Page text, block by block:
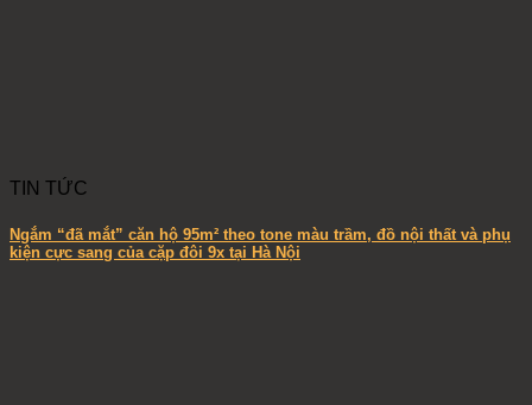
TIN TỨC
Ngắm “đã mắt” căn hộ 95m² theo tone màu trầm, đồ nội thất và phụ
kiện cực sang của cặp đôi 9x tại Hà Nội